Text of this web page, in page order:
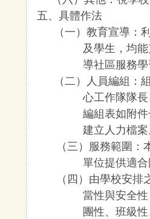
五、具體作法
（一）教育宣導：
及學生，均
導社區服務
（二）人員編組：
心工作隊隊
編組表如附
建立人力檔
（三）服務範圍
單位提供適
（四）由學校安
當性與安全
團性、班級